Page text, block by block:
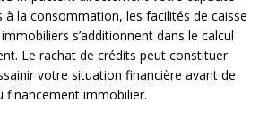
à la consommation, les facilités de caisse
s’additionnent dans le calcul
Le rachat de crédits peut constituer
votre situation financière avant de
financement immobilier.